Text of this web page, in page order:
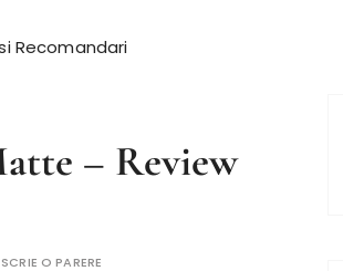
Recomandari
– Review
SCRIE O PARERE